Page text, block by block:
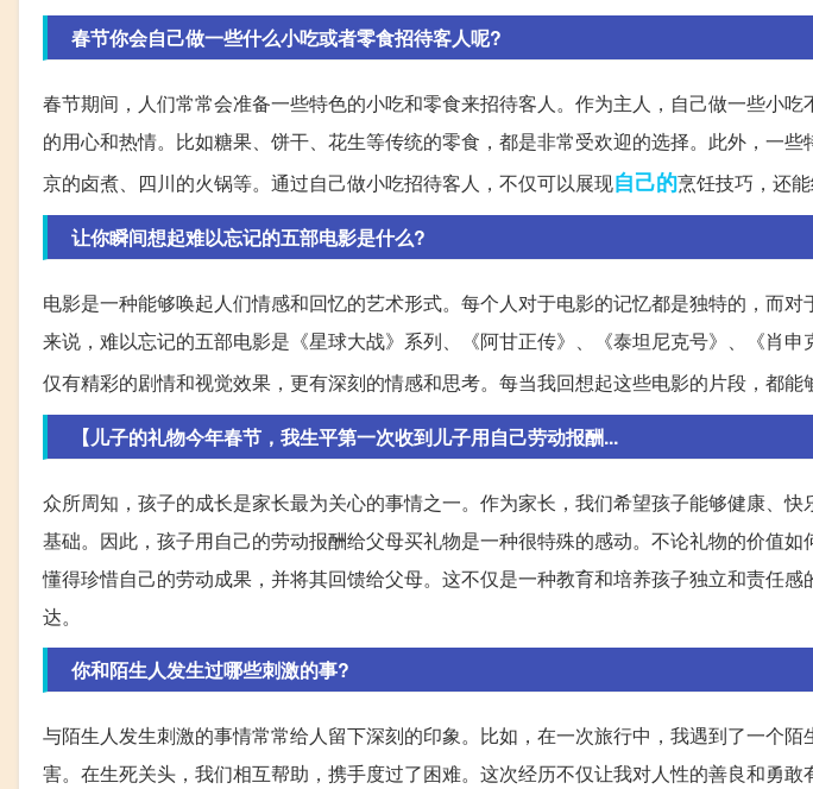
春节你会自己做一些什么小吃或者零食招待客人呢?
春节期间，人们常常会准备一些特色的小吃和零食来招待客人。作为主人，自己做一些小
的用心和热情。比如糖果、饼干、花生等传统的零食，都是非常受欢迎的选择。此外，一
京的卤煮、四川的火锅等。通过自己做小吃招待客人，不仅可以展现自己的烹饪技巧，还
让你瞬间想起难以忘记的五部电影是什么?
电影是一种能够唤起人们情感和回忆的艺术形式。每个人对于电影的记忆都是独特的，而
来说，难以忘记的五部电影是《星球大战》系列、《阿甘正传》、《泰坦尼克号》、《肖
仅有精彩的剧情和视觉效果，更有深刻的情感和思考。每当我回想起这些电影的片段，都能
【儿子的礼物今年春节，我生平第一次收到儿子用自己劳动报酬...
众所周知，孩子的成长是家长最为关心的事情之一。作为家长，我们希望孩子能够健康、
基础。因此，孩子用自己的劳动报酬给父母买礼物是一种很特殊的感动。不论礼物的价值如
懂得珍惜自己的劳动成果，并将其回馈给父母。这不仅是一种教育和培养孩子独立和责任
达。
你和陌生人发生过哪些刺激的事?
与陌生人发生刺激的事情常常给人留下深刻的印象。比如，在一次旅行中，我遇到了一个
害。在生死关头，我们相互帮助，携手度过了困难。这次经历不仅让我对人性的善良和勇